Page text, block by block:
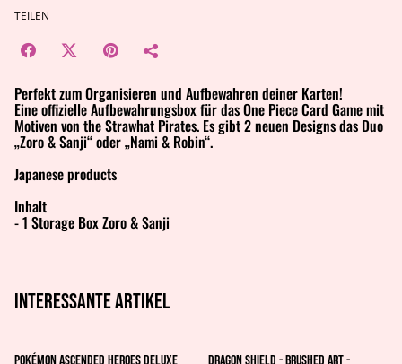
TEILEN
Perfekt zum Organisieren und Aufbewahren deiner Karten!
Eine offizielle Aufbewahrungsbox für das One Piece Card Game mit
Motiven von the Strawhat Pirates. Es gibt 2 neuen Designs das Duo
„Zoro & Sanji“ oder „Nami & Robin“.
Japanese products
Inhalt
- 1 Storage Box Zoro & Sanji
Interessante artikel
Pokémon Ascended Heroes Deluxe
Dragon Shield - Brushed Art -